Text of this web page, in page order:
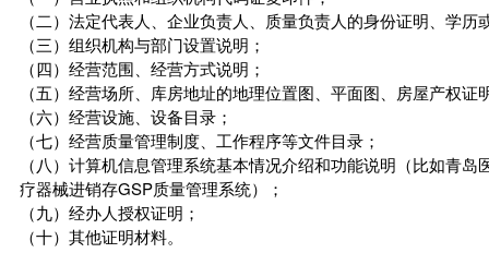
（二）法定代表人、企业负责人、质量负责人的身份证明、学历
（三）组织机构与部门设置说明；
（四）经营范围、经营方式说明；
（五）经营场所、库房地址的地理位置图、平面图、房屋产权
（六）经营设施、设备目录；
（七）经营质量管理制度、工作程序等文件目录；
（八）计算机信息管理系统基本情况介绍和功能说明（比如青
疗器械进销存GSP质量管理系统）；
（九）经办人授权证明；
（十）其他证明材料。